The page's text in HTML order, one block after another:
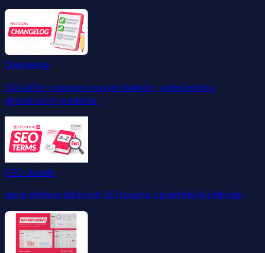
Changelog
Zůstaňte v obraze o nových funkcích, vylepšeních a
aktualizacích produktu.
SEO slovník
Jasné definice klíčových SEO pojmů s praktickými příklady.